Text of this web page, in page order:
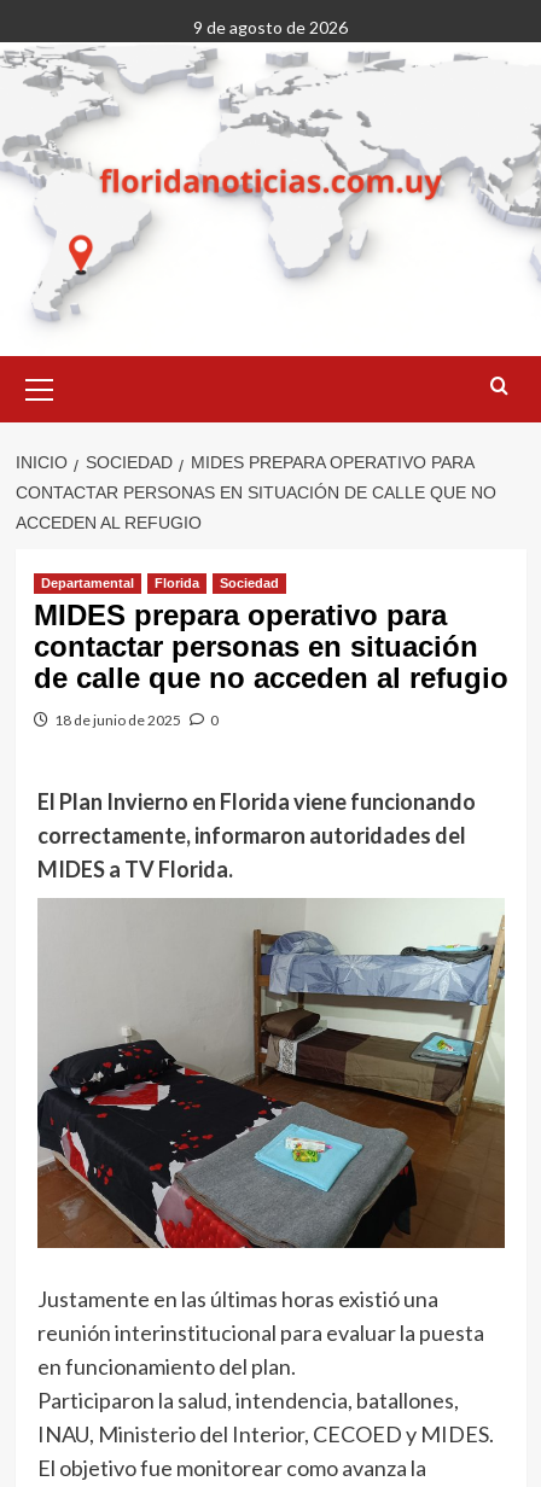
al
contenido
9 de agosto de 2026
primario
INICIO SOCIEDAD
MIDES PREPARA OPERATIVO PARA
CONTACTAR PERSONAS EN SITUACIÓN DE CALLE QUE NO
ACCEDEN AL REFUGIO
Departamental Florida Sociedad
MIDES prepara operativo para
contactar personas en situación
de calle que no acceden al refugio
18 de junio de 2025 0
El Plan Invierno en Florida viene funcionando
correctamente, informaron autoridades del
MIDES a TV Florida.
Justamente en las últimas horas existió una
reunión interinstitucional para evaluar la puesta
en funcionamiento del plan.
Participaron la salud, intendencia, batallones,
INAU, Ministerio del Interior, CECOED y MIDES.
El objetivo fue monitorear como avanza la